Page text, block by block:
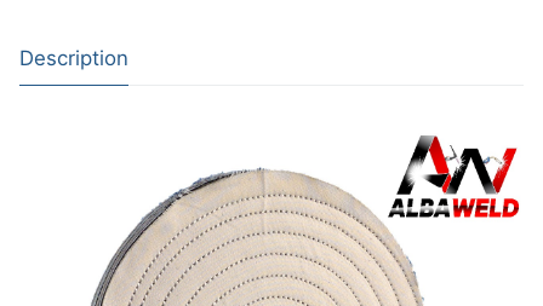
Description